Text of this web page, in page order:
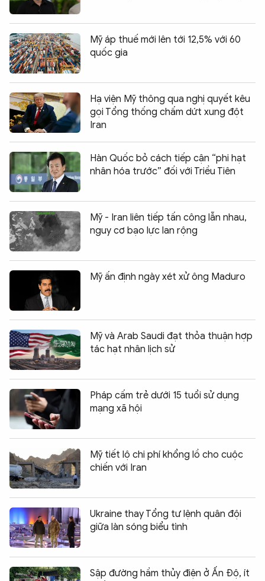
Mỹ áp thuế mới lên tới 12,5% với 60
quốc gia
Hạ viện Mỹ thông qua nghị quyết kêu
gọi Tổng thống chấm dứt xung đột
Iran
Hàn Quốc bỏ cách tiếp cận “phi hạt
nhân hóa trước” đối với Triều Tiên
Mỹ - Iran liên tiếp tấn công lẫn nhau,
nguy cơ bạo lực lan rộng
Mỹ ấn định ngày xét xử ông Maduro
Mỹ và Arab Saudi đạt thỏa thuận hợp
tác hạt nhân lịch sử
Pháp cấm trẻ dưới 15 tuổi sử dụng
mạng xã hội
Mỹ tiết lộ chi phí khổng lồ cho cuộc
chiến với Iran
Ukraine thay Tổng tư lệnh quân đội
giữa làn sóng biểu tình
Sập đường hầm thủy điện ở Ấn Độ, ít